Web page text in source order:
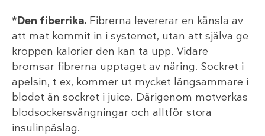
*Den fiberrika. Fibrerna levererar en känsla av
att mat kommit in i systemet, utan att själva ge
kroppen kalorier den kan ta upp. Vidare
bromsar fibrerna upptaget av näring. Sockret i
apelsin, t ex, kommer ut mycket långsammare i
blodet än sockret i juice. Därigenom motverkas
blodsockersvängningar och alltför stora
insulinpåslag.